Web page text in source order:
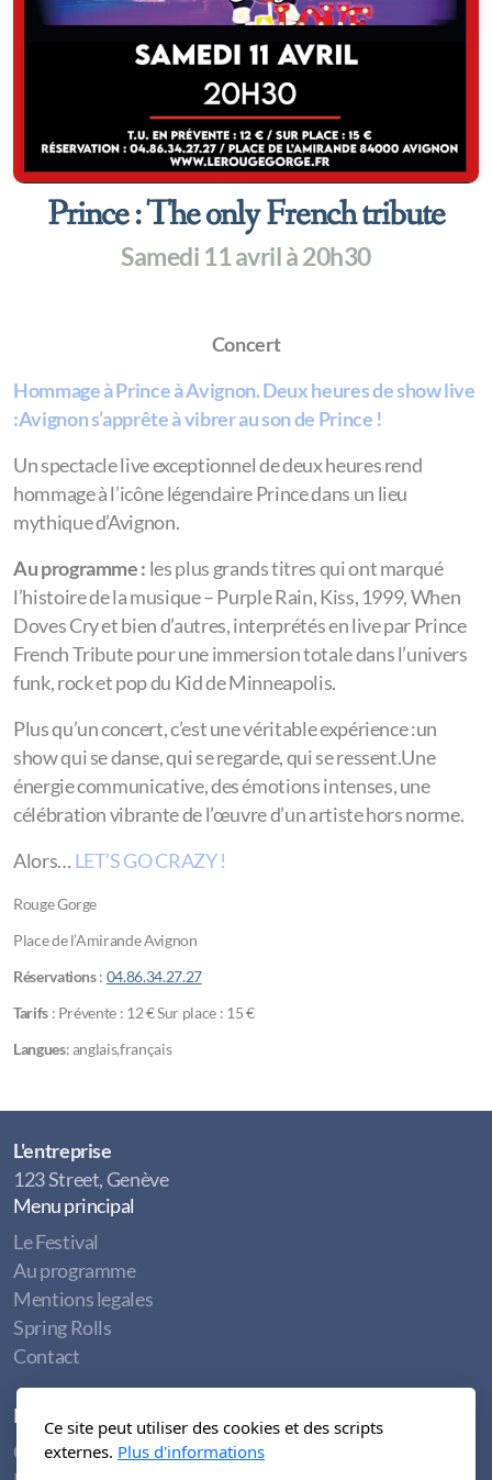
Prince : The only French tribute
Samedi 11 avril à 20h30
Concert
Hommage à Prince à Avignon. Deux heures de show live
:Avignon s’apprête à vibrer au son de Prince !
Un spectacle live exceptionnel de deux heures rend
hommage à l’icône légendaire Prince dans un lieu
mythique d’Avignon.
Au programme : les plus grands titres qui ont marqué
l’histoire de la musique – Purple Rain, Kiss, 1999, When
Doves Cry et bien d’autres, interprétés en live par Prince
French Tribute pour une immersion totale dans l’univers
funk, rock et pop du Kid de Minneapolis.
Plus qu’un concert, c’est une véritable expérience :un
show qui se danse, qui se regarde, qui se ressent.Une
énergie communicative, des émotions intenses, une
célébration vibrante de l’œuvre d’un artiste hors norme.
Alors… LET’S GO CRAZY !
Rouge Gorge
Place de l’Amirande Avignon
Réservations: 04.86.34.27.27
Tarifs: Prévente : 12 € Sur place : 15 €
Langues: anglais,français
L'entreprise
123 Street, Genève
Menu principal
Le Festival
Au programme
Mentions legales
Spring Rolls
Contact
Légal
Conditions d'utilisation
Ce site peut utiliser des cookies et des scripts
externes. Plus d'informations